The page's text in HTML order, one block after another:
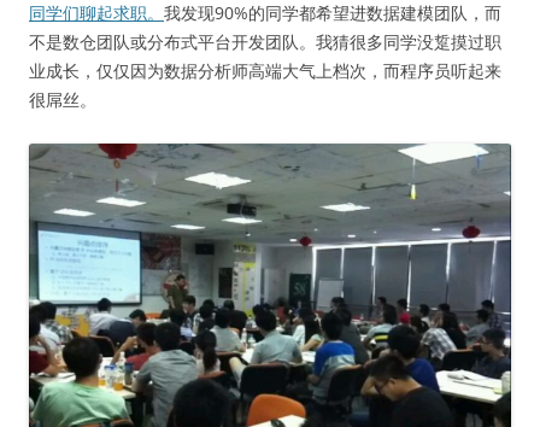
同学们聊起求职。 我发现90%的同学都希望进数据建模团队，而
不是数仓团队或分布式平台开发团队。我猜很多同学没踅摸过职
业成长，仅仅因为数据分析师高端大气上档次，而程序员听起来
很屌丝。